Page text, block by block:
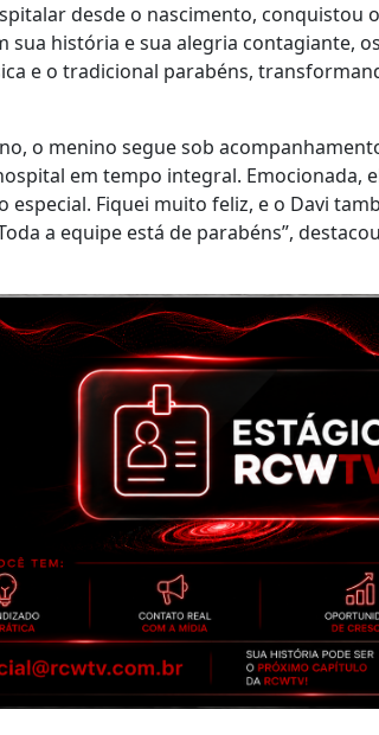
desde o nascimento, conquistou
sua história e sua alegria contagiante,
e o tradicional parabéns,
o menino segue sob
em tempo integral. Emocionada,
Fiquei muito feliz, e o Davi
a equipe está de parabéns”,